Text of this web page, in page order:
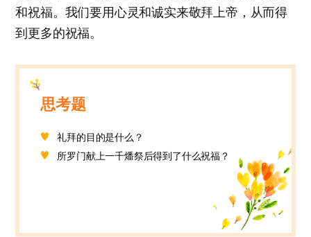
和祝福。我们要用心灵和诚实来敬拜上帝，从而得
到更多的祝福。
思考题
礼拜的目的是什么？
所罗门献上一千燔祭后得到了什么祝福？